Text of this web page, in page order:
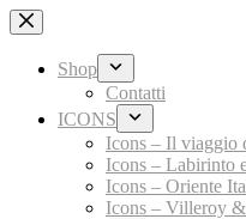
Salta
al
contenuto
Shop
Contatti
ICONS
Icons – Il viaggio
Icons – Labirinto
Icons – Oriente
Icons – Villeroy